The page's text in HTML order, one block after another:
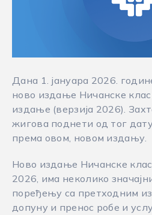
Дана 1. јануара 2026.
ново издање Ничанске
издање (верзија 2026).
жигова поднети од тог
према овом, новом издању.
Ново издање Ничанске
2026, има неколико
поређењу са претходним
допуну и пренос робе и